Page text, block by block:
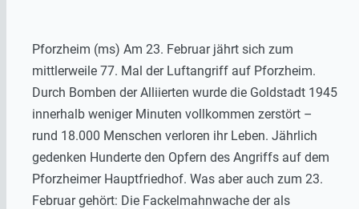
Pforzheim (ms) Am 23. Februar jährt sich zum
mittlerweile 77. Mal der Luftangriff auf Pforzheim.
Durch Bomben der Alliierten wurde die Goldstadt 1945
innerhalb weniger Minuten vollkommen zerstört –
rund 18.000 Menschen verloren ihr Leben. Jährlich
gedenken Hunderte den Opfern des Angriffs auf dem
Pforzheimer Hauptfriedhof. Was aber auch zum 23.
Februar gehört: Die Fackelmahnwache der als